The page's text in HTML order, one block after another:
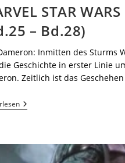
STAR
– Bd.28)
Inmitten des Sturms
Geschichte in erster Linie
Zeitlich ist das